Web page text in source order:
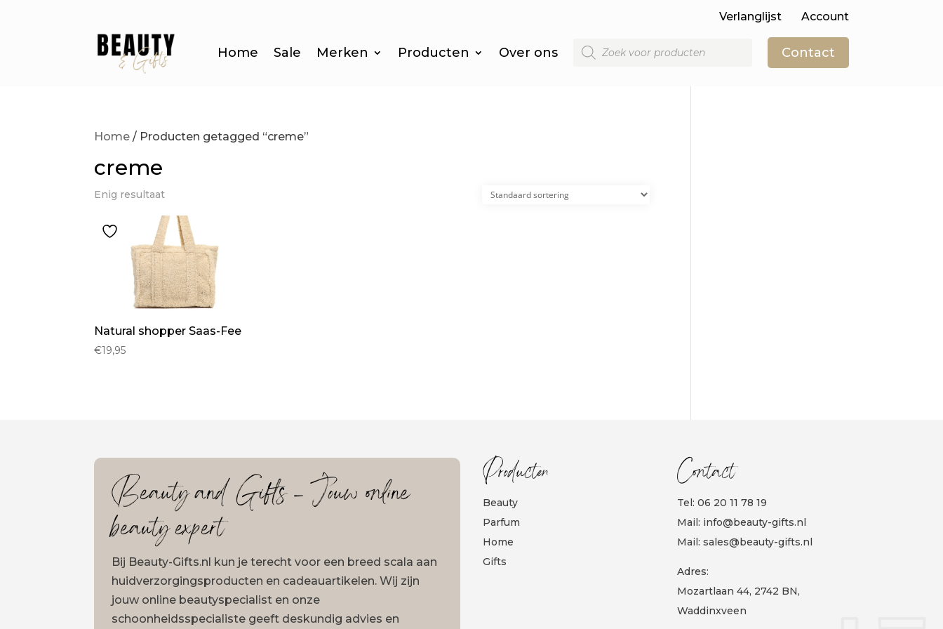
Verlanglijst Account
Home Sale Merken Producten Over ons
Producten
zoeken Contact
Home / Producten getagged “creme”
creme
Enig resultaat
Natural shopper Saas-Fee
€19,95
Beauty and Gifts – Jouw online
beauty expert
Bij Beauty-Gifts.nl kun je terecht voor een breed scala aan
huidverzorgingsproducten en cadeauartikelen. Wij zijn
jouw online beautyspecialist en onze
schoonheidsspecialiste geeft deskundig advies en
Producten
Beauty
Parfum
Home
Gifts
Contact
Tel: 06 20 11 78 19
Mail: info@beauty-gifts.nl
Mail: sales@beauty-gifts.nl
Adres:
Mozartlaan 44, 2742 BN,
Waddinxveen